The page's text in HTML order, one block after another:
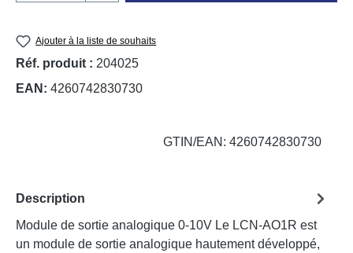
Ajouter à la liste de souhaits
Réf. produit : 204025
EAN: 4260742830730
GTIN/EAN: 4260742830730
Description
Module de sortie analogique 0-10V Le LCN-AO1R est
un module de sortie analogique hautement développé,